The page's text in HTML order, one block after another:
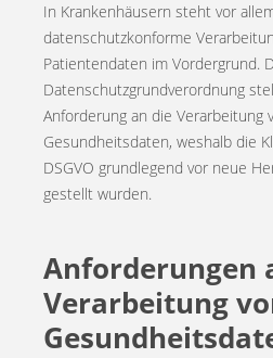
In Krankenhäusern steht vor
datenschutzkonforme
Patientendaten im Vordergrund.
Datenschutzgrundverordnung
Anforderung an die Verarbeitung
Gesundheitsdaten, weshalb die
DSGVO grundlegend vor neue
gestellt wurden.
Anforderungen
Verarbeitung